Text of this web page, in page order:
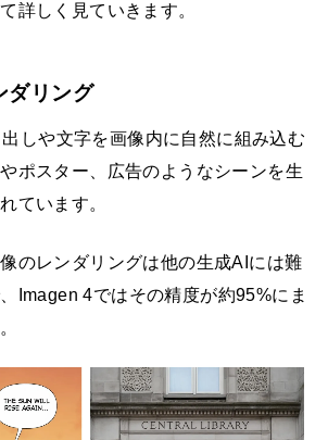
詳しく見ていきます。
ダリング
しや文字を画像内に自然に組み込む
ポスター、広告のようなシーンを生
ています。
のレンダリングは他の生成AIには難
Imagen 4ではその精度が約95%にま